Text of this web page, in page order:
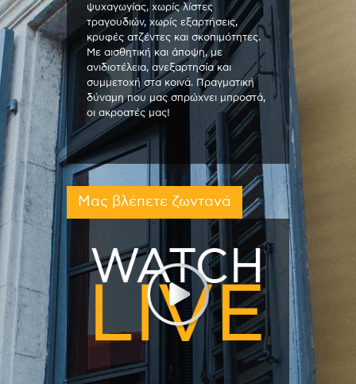
ψυχαγωγίας, χωρίς λίστες
τραγουδιών, χωρίς εξαρτήσεις,
κρυφές ατζέντες και σκοπιμότητες.
Με αισθητική και άποψη, με
ανιδιοτέλεια, ανεξαρτησία και
συμμετοχή στα κοινά. Πραγματική
δύναμη που μας σπρώχνει μπροστά,
οι ακροατές μας!
Μας βλέπετε ζωντανά